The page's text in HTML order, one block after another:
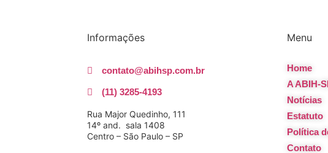
Informações
contato@abihsp.com.br
(11) 3285-4193
Rua Major Quedinho, 111
14º and. sala 1408
Centro – São Paulo – SP
Menu
Home
A ABIH-
Notícias
Estatuto
Política
Contato